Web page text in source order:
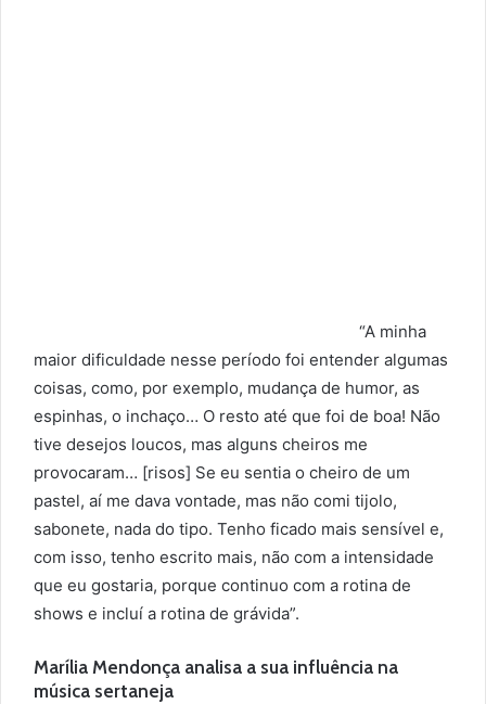
“A minha
maior dificuldade nesse período foi entender algumas
coisas, como, por exemplo, mudança de humor, as
espinhas, o inchaço… O resto até que foi de boa! Não
tive desejos loucos, mas alguns cheiros me
provocaram… [risos] Se eu sentia o cheiro de um
pastel, aí me dava vontade, mas não comi tijolo,
sabonete, nada do tipo. Tenho ficado mais sensível e,
com isso, tenho escrito mais, não com a intensidade
que eu gostaria, porque continuo com a rotina de
shows e incluí a rotina de grávida”.
Marília Mendonça analisa a sua influência na
música sertaneja